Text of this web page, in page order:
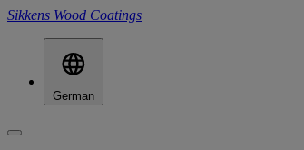
Sikkens Wood Coatings
German